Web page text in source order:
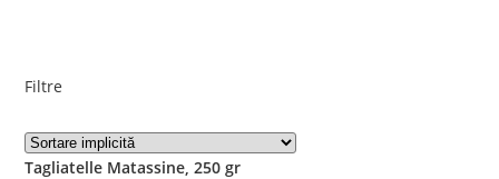
Filtre
Tagliatelle Matassine, 250 gr